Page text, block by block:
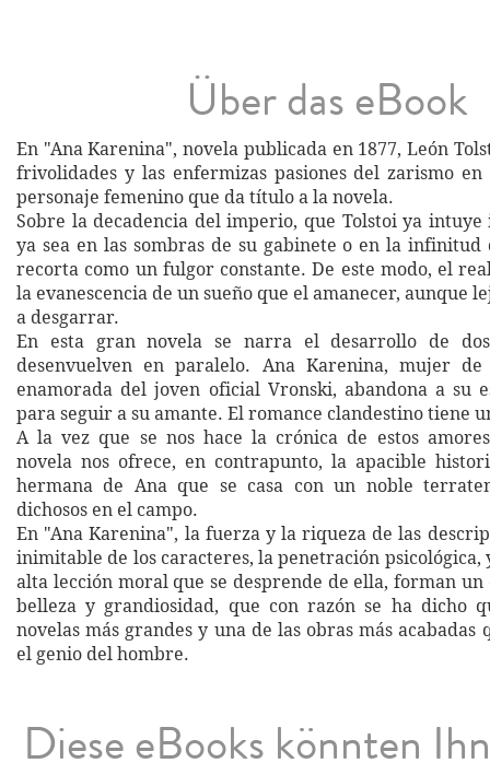
Über das eBook
En "Ana Karenina", novela publicada en 1877, León
frivolidades y las enfermizas pasiones del zarismo
personaje femenino que da título a la novela.
Sobre la decadencia del imperio, que Tolstoi ya
ya sea en las sombras de su gabinete o en la infinitud
recorta como un fulgor constante. De este modo, el
la evanescencia de un sueño que el amanecer, aunque
a desgarrar.
En esta gran novela se narra el desarrollo de
desenvuelven en paralelo. Ana Karenina, mujer
enamorada del joven oficial Vronski, abandona a su
para seguir a su amante. El romance clandestino tiene
A la vez que se nos hace la crónica de estos
novela nos ofrece, en contrapunto, la apacible
hermana de Ana que se casa con un noble
dichosos en el campo.
En "Ana Karenina", la fuerza y la riqueza de las
inimitable de los caracteres, la penetración psicológica,
alta lección moral que se desprende de ella, forman
belleza y grandiosidad, que con razón se ha dicho
novelas más grandes y una de las obras más acabadas
el genio del hombre.
Diese eBooks könnten